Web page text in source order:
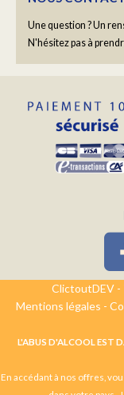
Une question ? Un
N'hésitez pas à
ClictoutDEV -
Mentions légales -
L'ABUS D'ALCOOL EST
En accédant à nos offres,